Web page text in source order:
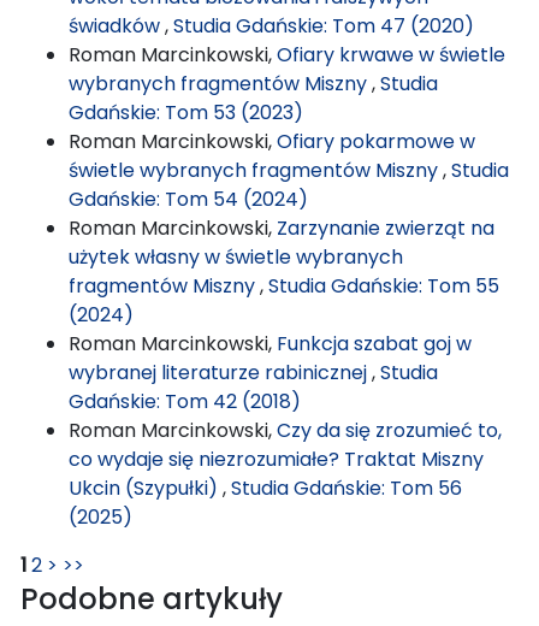
świadków,Studia Gdańskie: Tom 47 (2020)
Roman Marcinkowski,Ofiary krwawe w świetle
wybranych fragmentów Miszny,Studia
Gdańskie: Tom 53 (2023)
Roman Marcinkowski,Ofiary pokarmowe w
świetle wybranych fragmentów Miszny,Studia
Gdańskie: Tom 54 (2024)
Roman Marcinkowski, Zarzynanie zwierząt na
użytek własny w świetle wybranych
fragmentów Miszny,Studia Gdańskie: Tom 55
(2024)
Roman Marcinkowski, Funkcja szabat goj w
wybranej literaturze rabinicznej,Studia
Gdańskie: Tom 42 (2018)
Roman Marcinkowski,Czy da się zrozumieć to,
co wydaje się niezrozumiałe? Traktat Miszny
Ukcin (Szypułki) ,Studia Gdańskie: Tom 56
(2025)
12 > >>
Podobne artykuły